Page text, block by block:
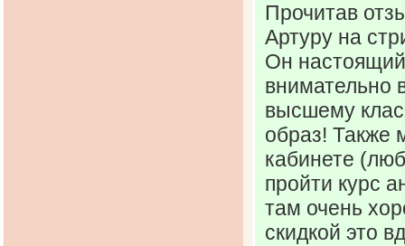
Прочитав
Артуру на
Он
внимательно
высшему
образ! Также
кабинете
пройти курс
там очень
скидкой это